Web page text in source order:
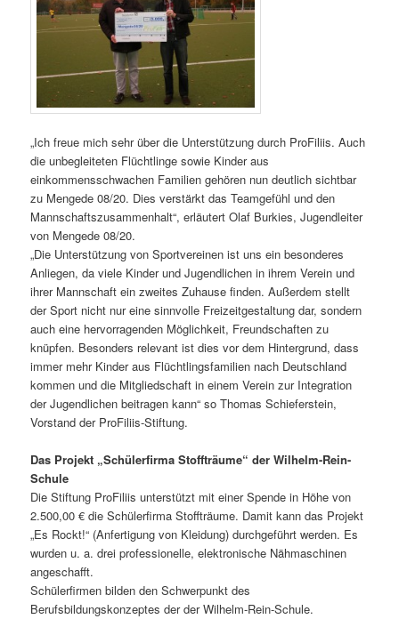
„Ich freue mich sehr über die Unterstützung durch ProFiliis. Auch
die unbegleiteten Flüchtlinge sowie Kinder aus
einkommensschwachen Familien gehören nun deutlich sichtbar
zu Mengede 08/20. Dies verstärkt das Teamgefühl und den
Mannschaftszusammenhalt“, erläutert Olaf Burkies, Jugendleiter
von Mengede 08/20.
„Die Unterstützung von Sportvereinen ist uns ein besonderes
Anliegen, da viele Kinder und Jugendlichen in ihrem Verein und
ihrer Mannschaft ein zweites Zuhause finden. Außerdem stellt
der Sport nicht nur eine sinnvolle Freizeitgestaltung dar, sondern
auch eine hervorragenden Möglichkeit, Freundschaften zu
knüpfen. Besonders relevant ist dies vor dem Hintergrund, dass
immer mehr Kinder aus Flüchtlingsfamilien nach Deutschland
kommen und die Mitgliedschaft in einem Verein zur Integration
der Jugendlichen beitragen kann“ so Thomas Schieferstein,
Vorstand der ProFiliis-Stiftung.
Das Projekt „Schülerfirma Stoffträume“ der Wilhelm-Rein-
Schule
Die Stiftung ProFiliis unterstützt mit einer Spende in Höhe von
2.500,00 € die Schülerfirma Stoffträume. Damit kann das Projekt
„Es Rockt!“ (Anfertigung von Kleidung) durchgeführt werden. Es
wurden u. a. drei professionelle, elektronische Nähmaschinen
angeschafft.
Schülerfirmen bilden den Schwerpunkt des
Berufsbildungskonzeptes der der Wilhelm-Rein-Schule.